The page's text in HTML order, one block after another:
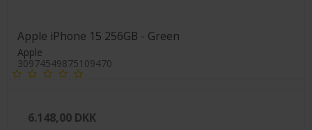
Apple iPhone 15 256GB - Green
Apple
30974549875109470
6.148,00 DKK